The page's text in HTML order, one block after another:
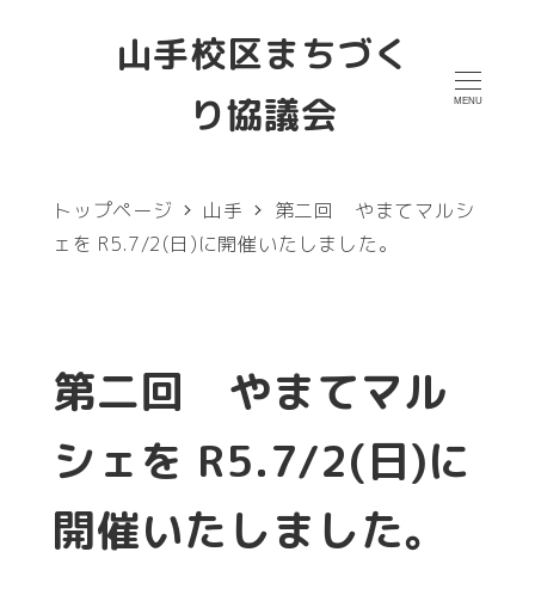
山手校区まちづく
り協議会
MENU
トップページ 山手
第二回 やまてマルシ
ェを R5.7/2(日)に開催いたしました。
第二回 やまてマル
シェを R5.7/2(日)に
開催いたしました。